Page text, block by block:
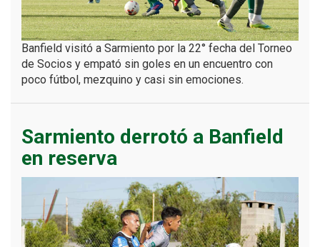
Banfield visitó a Sarmiento por la 22° fecha del Torneo
de Socios y empató sin goles en un encuentro con
poco fútbol, mezquino y casi sin emociones.
Sarmiento derrotó a Banfield
en reserva